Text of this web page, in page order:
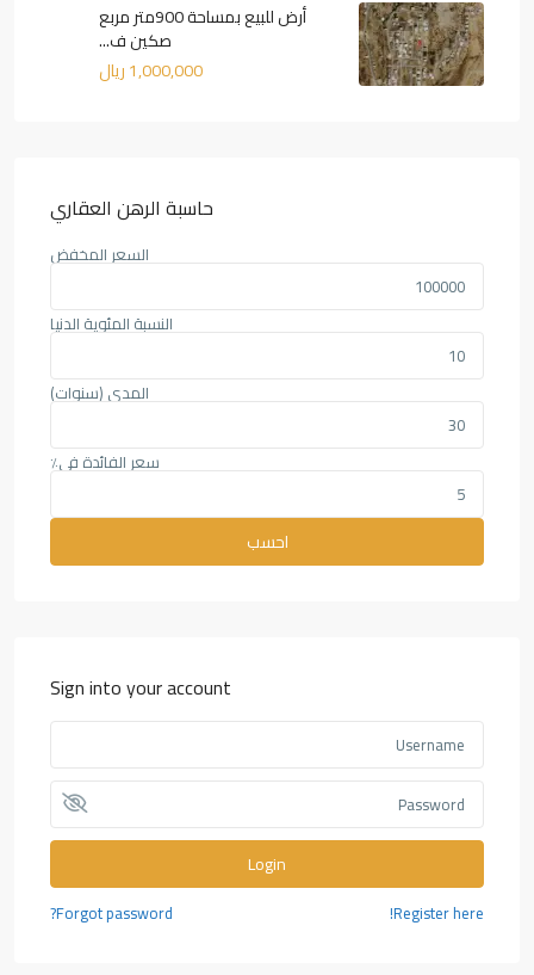
أرض للبيع بمساحة 900متر مربع
صكين ف...
1,000,000 ريال
حاسبة الرهن العقاري
السعر المخفض
النسبة المئوية الدنيا
المدى (سنوات)
سعر الفائدة في٪
احسب
Sign into your account
Login
Register here!
Forgot password?